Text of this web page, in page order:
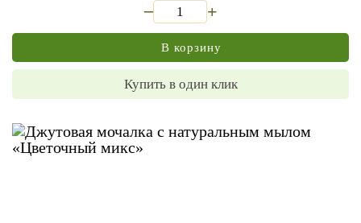
+
В корзину
Купить в один клик